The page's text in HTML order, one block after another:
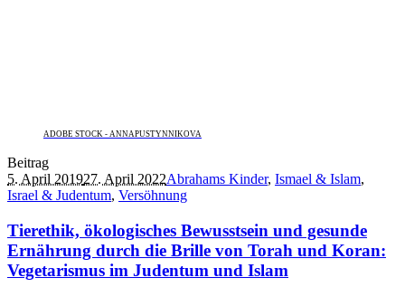
ADOBE STOCK - ANNAPUSTYNNIKOVA
Beitrag
5. April 201927. April 2022Abrahams Kinder, Ismael & Islam,
Israel & Judentum, Versöhnung
Tierethik, ökologisches Bewusstsein und gesunde
Ernährung durch die Brille von Torah und Koran:
Vegetarismus im Judentum und Islam